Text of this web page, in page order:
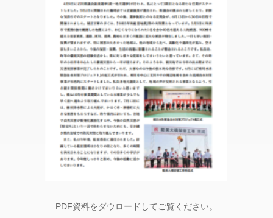
PDF資料をダウロードしてご覧ください。